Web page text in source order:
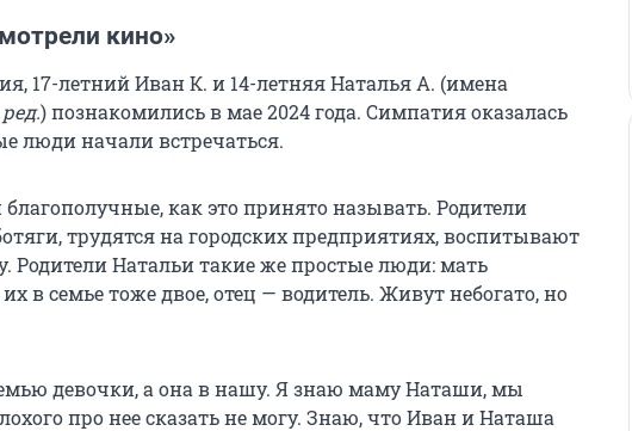
кино»
17-летнийИван К. и 14-летняяНаталья А. (имена
) познакомились в мае 2024 года. Симпатия оказалась
люди начали встречаться.
как это принято называть. Родители
трудятся на городских предприятиях, воспитывают
Родители Натальи такие же простые люди: мать
в семье тоже двое, отец — водитель. Живут небогато, но
девочки, а она в нашу. Я знаю маму Наташи, мы
про нее сказать не могу. Знаю, что Иван и Наташа